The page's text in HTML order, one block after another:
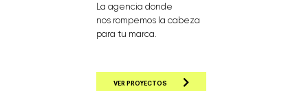
La agencia donde
nos rompemos la cabeza
para tu marca.
VER PROYECTOS